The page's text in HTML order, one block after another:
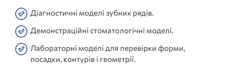
Діагностичні моделі зубних рядів.
Демонстраційні стоматологічні моделі.
Лабораторні моделі для перевірки форми,
посадки, контурів і геометрії.